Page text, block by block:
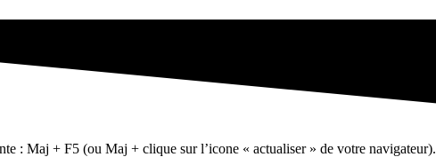
: Maj + F5 (ou Maj + clique sur l’icone « actualiser » de votre navigateur).